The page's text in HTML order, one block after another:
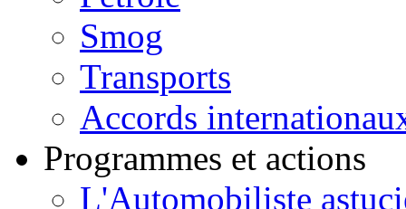
Smog
Transports
Accords
Programmes et actions
L'Automobiliste